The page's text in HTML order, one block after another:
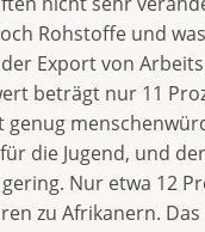
Rohstoffe und
der Export von
beträgt nur 11
genug
die Jugend, und
Nur etwa 12
zu Afrikanern.